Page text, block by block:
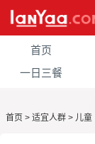
首页
一日三餐
首页 > 适宜人群 > 儿童